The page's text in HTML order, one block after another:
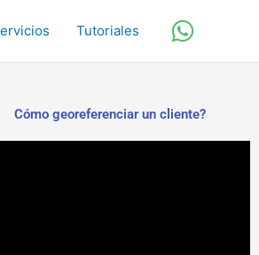
Tutoriales
Cómo georeferenciar un cliente?